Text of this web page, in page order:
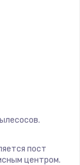
пост
центром.